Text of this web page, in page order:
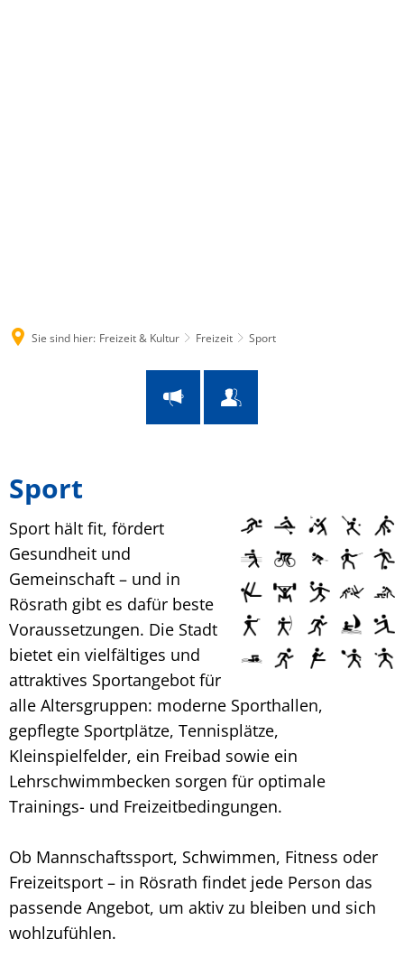
Sie sind hier: Freizeit & Kultur Freizeit Sport
Sport
Sport hält fit, fördert
Gesundheit und
Gemeinschaft – und in
Rösrath gibt es dafür beste
Voraussetzungen. Die Stadt
bietet ein vielfältiges und
attraktives Sportangebot für
alle Altersgruppen: moderne Sporthallen,
gepflegte Sportplätze, Tennisplätze,
Kleinspielfelder, ein Freibad sowie ein
Lehrschwimmbecken sorgen für optimale
Trainings- und Freizeitbedingungen.
Ob Mannschaftssport, Schwimmen, Fitness oder
Freizeitsport – in Rösrath findet jede Person das
passende Angebot, um aktiv zu bleiben und sich
wohlzufühlen.